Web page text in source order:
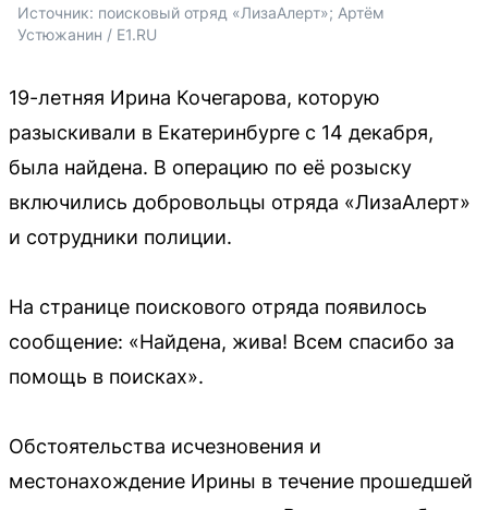
Источник: поисковый отряд «ЛизаАлерт»; Артём
Устюжанин / E1.RU
19-летняя Ирина Кочегарова, которую
разыскивали в Екатеринбурге с 14 декабря,
была найдена. В операцию по её розыску
включились добровольцы отряда «ЛизаАлерт»
и сотрудники полиции.
На странице поискового отряда появилось
сообщение: «Найдена, жива! Всем спасибо за
помощь в поисках».
Обстоятельства исчезновения и
местонахождение Ирины в течение прошедшей